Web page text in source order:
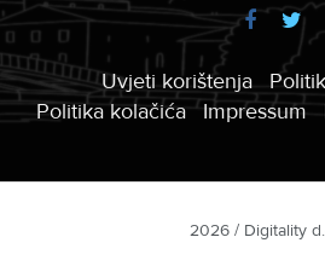
Uvjeti korištenja
Politika kolačića
Impressum
2026 / Digitality